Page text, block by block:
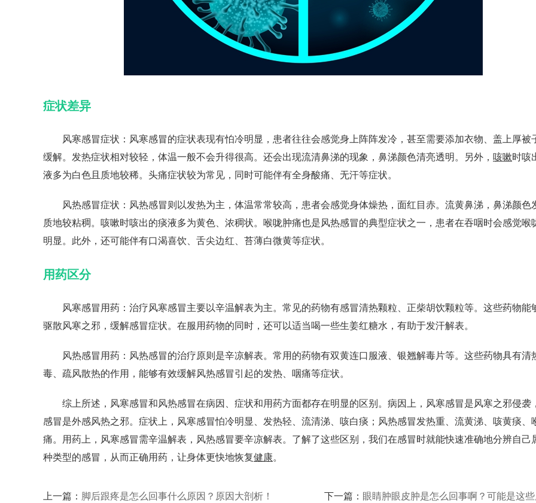
症状差异
风寒感冒症状：风寒感冒的症状表现有怕冷明显，患者往往会感觉身上阵阵发冷，甚至需要添加衣物、盖上厚被
缓解。发热症状相对较轻，体温一般不会升得很高。还会出现流清鼻涕的现象，鼻涕颜色清亮透明。另外， 咳嗽时咳
液多为白色且质地较稀。头痛症状较为常见，同时可能伴有全身酸痛、无汗等症状。
风热感冒症状：风热感冒则以发热为主，体温常常较高，患者会感觉身体燥热，面红目赤。流黄鼻涕，鼻涕颜色
质地较粘稠。咳嗽时咳出的痰液多为黄色、浓稠状。喉咙肿痛也是风热感冒的典型症状之一，患者在吞咽时会感觉喉
明显。此外，还可能伴有口渴喜饮、舌尖边红、苔薄白微黄等症状。
用药区分
风寒感冒用药：治疗风寒感冒主要以辛温解表为主。常见的药物有感冒清热颗粒、正柴胡饮颗粒等。这些药物能
驱散风寒之邪，缓解感冒症状。在服用药物的同时，还可以适当喝一些生姜红糖水，有助于发汗解表。
风热感冒用药：风热感冒的治疗原则是辛凉解表。常用的药物有双黄连口服液、银翘解毒片等。这些药物具有清
毒、疏风散热的作用，能够有效缓解风热感冒引起的发热、咽痛等症状。
综上所述，风寒感冒和风热感冒在病因、症状和用药方面都存在明显的区别。病因上，风寒感冒是风寒之邪侵袭
感冒是外感风热之邪。症状上，风寒感冒怕冷明显、发热轻、流清涕、咳白痰；风热感冒发热重、流黄涕、咳黄痰、
痛。用药上，风寒感冒需辛温解表，风热感冒要辛凉解表。了解了这些区别，我们在感冒时就能快速准确地分辨自己
种类型的感冒，从而正确用药，让身体更快地恢复健康。
上一篇： 脚后跟疼是怎么回事什么原因？原因大剖析！ 下一篇： 眼睛肿眼皮肿是怎么回事啊？可能是这